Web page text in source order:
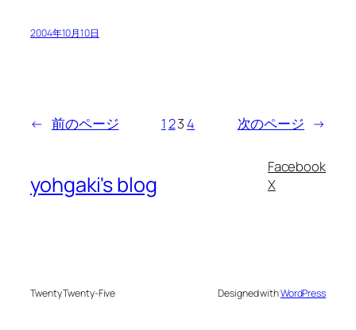
2004年10月10日
← 前のページ 1234 次のページ →
yohgaki's blog
Facebook
X
Twenty Twenty-Five Designed withWordPress